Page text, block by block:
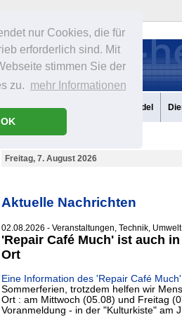
nur Cookies, die für
erforderlich sind. Mit
stimmen Sie der
zu. mehr Informationen
OK
Freizeit Gastronomie Handel
Freitag, 7. August 2026
Aktuelle Nachrichten
02.08.2026 - Veranstaltungen, Technik,
'Repair Café Much' ist auch
Ort
Eine Information des 'Repair Café
Sommerferien, trotzdem helfen wir
Ort : am Mittwoch (05.08) und Freitag
Voranmeldung - in der "Kulturkiste" am